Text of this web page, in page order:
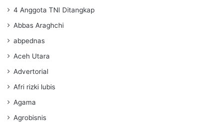
4 Anggota TNI Ditangkap
Abbas Araghchi
abpednas
Aceh Utara
Advertorial
Afri rizki lubis
Agama
Agrobisnis